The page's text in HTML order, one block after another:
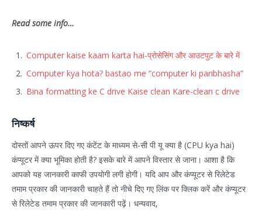
Read some info…
Computer kaise kaam karta hai-प्रोसेसिंग और आउटपुट के बारे में
Computer kya hota? bastao me “computer ki paribhasha”
Bina formatting ke C drive Kaise clean Kare-clean c drive
निष्कर्ष
दोस्तों आपने ऊपर दिए गए कंटेंट के माध्यम से-सी पी यू क्या है (CPU kya hai)
कंप्यूटर में क्या भूमिका होती है? इसके बारे में आपने विस्तार से जाना। आशा है कि
आपको यह जानकारी काफी उपयोगी लगी होगी। यदि आप और कंप्यूटर से रिलेटेड
तमाम प्रकार की जानकारी चाहते हैं तो नीचे दिए गए लिंक पर क्लिक करें और कंप्यूटर
से रिलेटेड तमाम प्रकार की जानकारी पढ़ें। धन्यवाद,